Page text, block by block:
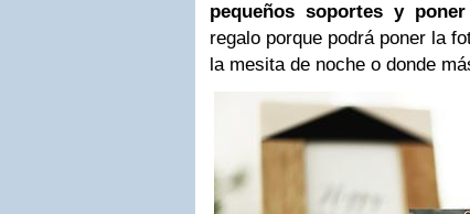
pequeños soportes y
regalo porque podrá poner la
la mesita de noche o donde